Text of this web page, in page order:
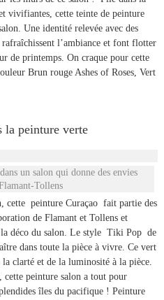
vivifiantes, cette teinte de peinture
Une identité relevée avec des
l’ambiance et font flotter
de printemps. On craque pour cette
Brun rouge Ashes of Roses, Vert
la peinture verte
un salon qui donne des envies
Tollens
cette peinture Curaçao fait partie des
de Flamant et Tollens et
la déco du salon. Le style Tiki Pop de
dans toute la pièce à vivre. Ce vert
clarté et de la luminosité à la pièce.
cette peinture salon a tout pour
îles du pacifique ! Peinture